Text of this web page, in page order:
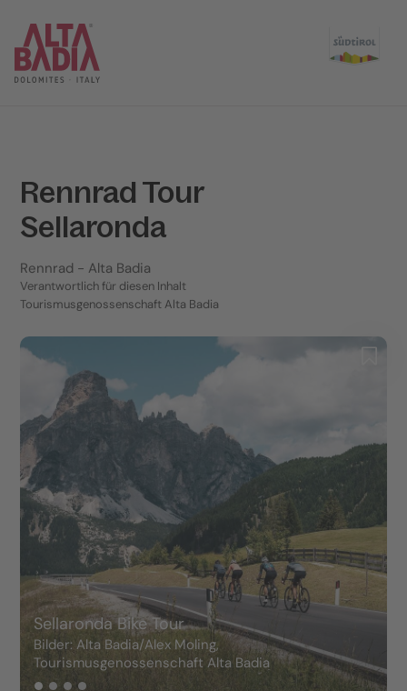
Rennrad Tour
Sellaronda
Rennrad - Alta Badia
Verantwortlich für diesen Inhalt
Tourismusgenossenschaft Alta Badia
Sellaronda Bike Tour
Bilder: Alta Badia/Alex Moling,
Tourismusgenossenschaft Alta Badia